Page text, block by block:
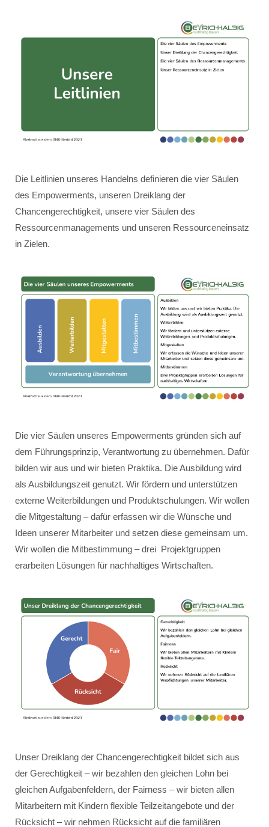
Die Leitlinien unseres Handelns definieren die vier Säulen
des Empowerments, unseren Dreiklang der
Chancengerechtigkeit, unsere vier Säulen des
Ressourcenmanagements und unseren Ressourceneinsatz
in Zielen.
Die vier Säulen unseres Empowerments gründen sich auf
dem Führungsprinzip, Verantwortung zu übernehmen. Dafür
bilden wir aus und wir bieten Praktika. Die Ausbildung wird
als Ausbildungszeit genutzt. Wir fördern und unterstützen
externe Weiterbildungen und Produktschulungen. Wir wollen
die Mitgestaltung – dafür erfassen wir die Wünsche und
Ideen unserer Mitarbeiter und setzen diese gemeinsam um.
Wir wollen die Mitbestimmung – drei Projektgruppen
erarbeiten Lösungen für nachhaltiges Wirtschaften.
Unser Dreiklang der Chancengerechtigkeit bildet sich aus
der Gerechtigkeit – wir bezahlen den gleichen Lohn bei
gleichen Aufgabenfeldern, der Fairness – wir bieten allen
Mitarbeitern mit Kindern flexible Teilzeitangebote und der
Rücksicht – wir nehmen Rücksicht auf die familiären